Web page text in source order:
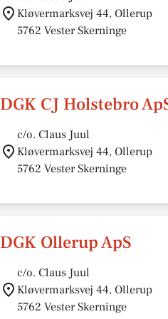
Kløvermarksvej 44, Ollerup
5762 Vester Skerninge
DGK CJ Holstebro
c/o. Claus Juul
Kløvermarksvej 44, Ollerup
5762 Vester Skerninge
DGK Ollerup ApS
c/o. Claus Juul
Kløvermarksvej 44, Ollerup
5762 Vester Skerninge